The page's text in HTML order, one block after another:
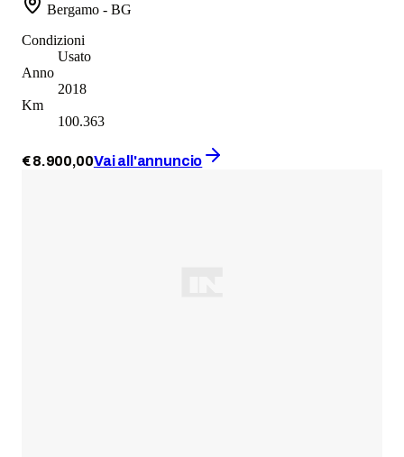
Bergamo - BG
Condizioni
Usato
Anno
2018
Km
100.363
€8.900,00Vai all'annuncio